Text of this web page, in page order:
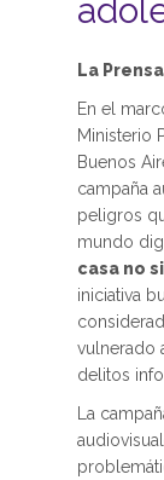
La
En el
Ministerio
Buenos
campaña
peligros
mundo
casa no
iniciativa
vulnerado
delitos
La